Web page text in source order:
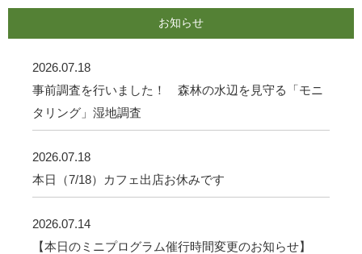
お知らせ
2026.07.18
事前調査を行いました！ 森林の水辺を見守る「モニ
タリング」湿地調査
2026.07.18
本日（7/18）カフェ出店お休みです
2026.07.14
【本日のミニプログラム催行時間変更のお知らせ】